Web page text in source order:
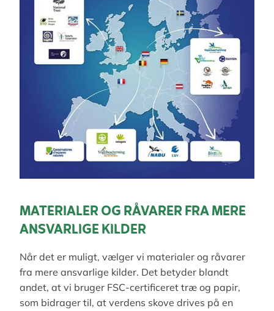
MATERIALER OG RÅVARER FRA MERE
ANSVARLIGE KILDER
Når det er muligt, vælger vi materialer og råvarer
fra mere ansvarlige kilder. Det betyder blandt
andet, at vi bruger FSC-certificeret træ og papir,
som bidrager til, at verdens skove drives på en